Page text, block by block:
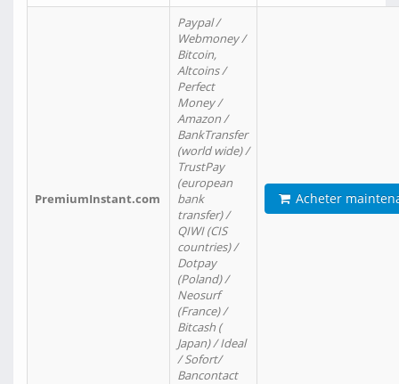
PremiumInstant.com
Paypal /
Webmoney /
Bitcoin,
Altcoins /
Perfect
Money /
Amazon /
BankTransfer
(world wide) /
TrustPay
(european
bank
transfer) /
QIWI (CIS
countries) /
Dotpay
(Poland) /
Neosurf
(France) /
Bitcash (
Japan) / Ideal
/ Sofort/
Bancontact
Acheter